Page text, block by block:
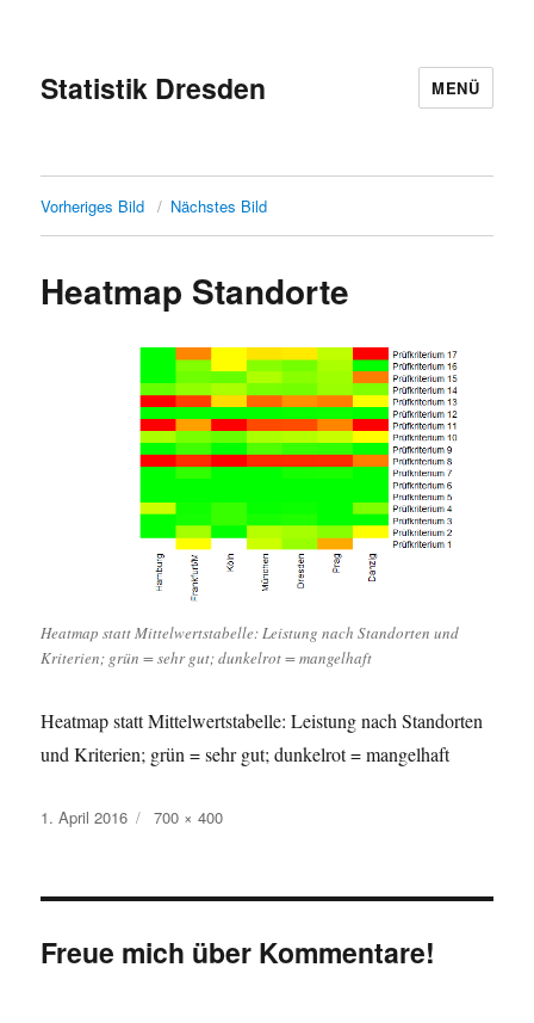
Statistik Dresden MENÜ
Vorheriges Bild Nächstes Bild
Heatmap Standorte
Heatmap statt Mittelwertstabelle: Leistung nach Standorten und
Kriterien; grün = sehr gut; dunkelrot = mangelhaft
Heatmap statt Mittelwertstabelle: Leistung nach Standorten
und Kriterien; grün = sehr gut; dunkelrot = mangelhaft
Veröffentlicht
1. April 2016 Originalgröße
700 × 400
Freue mich über Kommentare!